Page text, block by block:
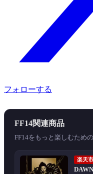
フォローする
FF14関連商品
FF14をもっと楽しむため
楽天